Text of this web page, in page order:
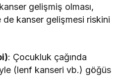
gelişmiş olması,
kanser gelişmesi riskini
: Çocukluk çağında
(lenf kanseri vb.) göğüs